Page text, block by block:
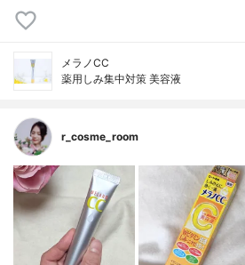
メラノCC
薬用しみ集中対策 美容液
r_cosme_room